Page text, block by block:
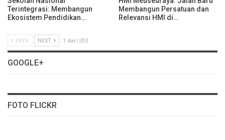
Terintegrasi: Membangun
Ekosistem Pendidikan…
Membangun Persatuan dan
Relevansi HMI di…
PREV NEXT 1 dari 203
GOOGLE+
FOTO FLICKR